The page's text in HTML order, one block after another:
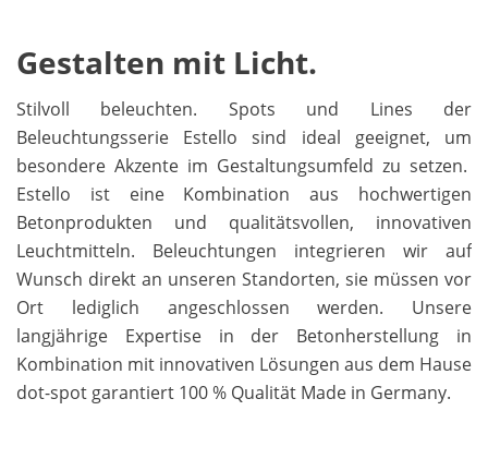
Gestalten mit Licht.
Stilvoll beleuchten. Spots und Lines der
Beleuchtungsserie Estello sind ideal geeignet, um
besondere Akzente im Gestaltungsumfeld zu setzen.
Estello ist eine Kombination aus hochwertigen
Betonprodukten und qualitätsvollen, innovativen
Leuchtmitteln. Beleuchtungen integrieren wir auf
Wunsch direkt an unseren Standorten, sie müssen vor
Ort lediglich angeschlossen werden. Unsere
langjährige Expertise in der Betonherstellung in
Kombination mit innovativen Lösungen aus dem Hause
dot-spot garantiert 100 % Qualität Made in Germany.